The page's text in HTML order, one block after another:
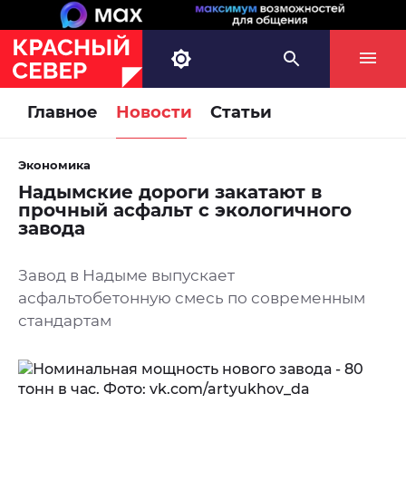
Главное Новости Статьи
Экономика
Надымские дороги закатают в
прочный асфальт с экологичного
завода
Завод в Надыме выпускает
асфальтобетонную смесь по современным
стандартам